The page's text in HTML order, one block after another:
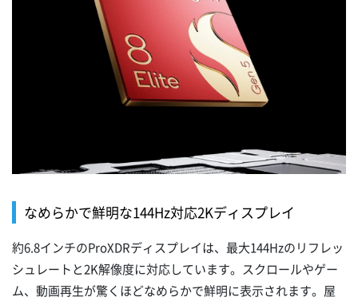
なめらかで鮮明な144Hz対応2Kディスプレイ
約6.8インチのProXDRディスプレイは、最大144Hzのリフレッ
シュレートと2K解像度に対応しています。スクロールやゲー
ム、動画再生が驚くほどなめらかで鮮明に表示されます。屋